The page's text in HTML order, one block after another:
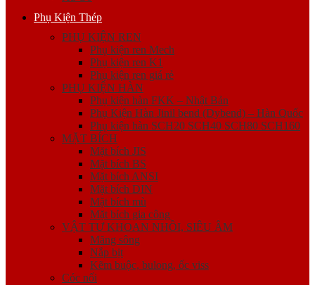
Phụ Kiện Thép
PHỤ KIỆN REN
Phụ kiện ren Mech
Phụ kiện ren K1
Phụ kiện ren giá rẻ
PHỤ KIỆN HÀN
Phụ kiện hàn FKK – Nhật Bản
Phụ Kiện Hàn Jinil bend (Dybend) – Hàn Quốc
Phụ kiện hàn SCH20 SCH40 SCH80 SCH160
MẶT BÍCH
Mặt bích JIS
Mặt bích BS
Mặt bích ANSI
Mặt bích DIN
Mặt bích mù
Mặt bích gia công
VẬT TƯ KHOAN NHỒI, SIÊU ÂM
Măng sông
Nắp bịt
Kẽm buộc, bulong, ốc viss
Cóc nối